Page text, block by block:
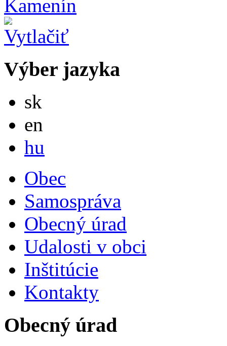
Výber jazyka
sk
en
hu
Obec
Samospráva
Obecný úrad
Udalosti v obci
Inštitúcie
Kontakty
Obecný úrad